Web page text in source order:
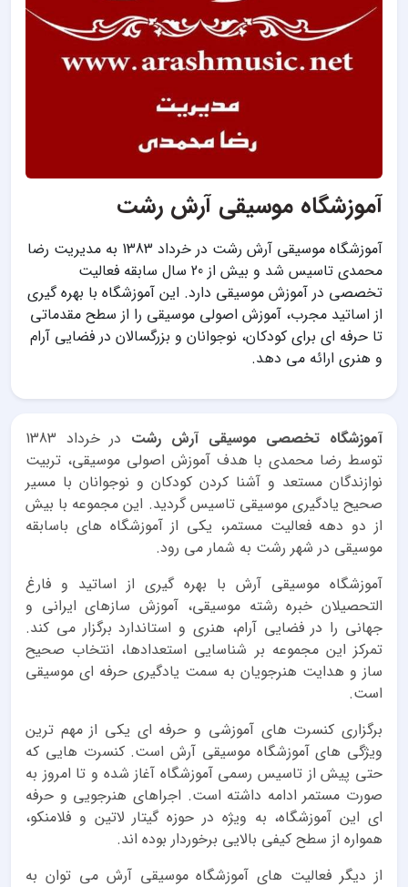
آموزشگاه موسیقی آرش رشت
آموزشگاه موسیقی آرش رشت در خرداد 1383 به مدیریت رضا
محمدی تاسیس شد و بیش از 20 سال سابقه فعالیت
تخصصی در آموزش موسیقی دارد. این آموزشگاه با بهره گیری
از اساتید مجرب، آموزش اصولی موسیقی را از سطح مقدماتی
تا حرفه ای برای کودکان، نوجوانان و بزرگسالان در فضایی آرام
و هنری ارائه می دهد.
آموزشگاه تخصصی موسیقی آرش رشت
در خرداد 1383
توسط رضا محمدی با هدف آموزش اصولی موسیقی، تربیت
نوازندگان مستعد و آشنا کردن کودکان و نوجوانان با مسیر
صحیح یادگیری موسیقی تاسیس گردید. این مجموعه با بیش
از دو دهه فعالیت مستمر، یکی از آموزشگاه های باسابقه
موسیقی در شهر رشت به شمار می رود.
آموزشگاه موسیقی آرش با بهره گیری از اساتید و فارغ
التحصیلان خبره رشته موسیقی، آموزش سازهای ایرانی و
جهانی را در فضایی آرام، هنری و استاندارد برگزار می کند.
تمرکز این مجموعه بر شناسایی استعدادها، انتخاب صحیح
ساز و هدایت هنرجویان به سمت یادگیری حرفه ای موسیقی
است.
برگزاری کنسرت های آموزشی و حرفه ای یکی از مهم ترین
ویژگی های آموزشگاه موسیقی آرش است. کنسرت هایی که
حتی پیش از تاسیس رسمی آموزشگاه آغاز شده و تا امروز به
صورت مستمر ادامه داشته است. اجراهای هنرجویی و حرفه
ای این آموزشگاه، به ویژه در حوزه گیتار لاتین و فلامنکو،
همواره از سطح کیفی بالایی برخوردار بوده اند.
از دیگر فعالیت های آموزشگاه موسیقی آرش می توان به